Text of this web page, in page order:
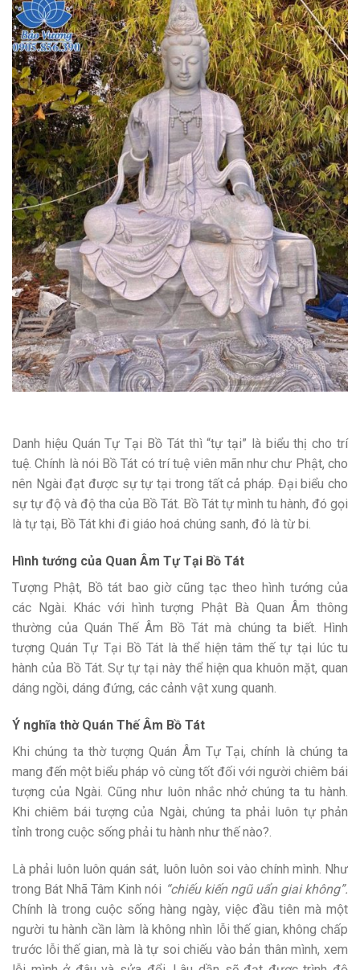
Danh hiệu Quán Tự Tại Bồ Tát thì “tự tại” là biểu thị cho trí
tuệ. Chính là nói Bồ Tát có trí tuệ viên mãn như chư Phật, cho
nên Ngài đạt được sự tự tại trong tất cả pháp. Đại biểu cho
sự tự độ và độ tha của Bồ Tát. Bồ Tát tự mình tu hành, đó gọi
là tự tại, Bồ Tát khi đi giáo hoá chúng sanh, đó là từ bi.
Hình tướng của Quan Âm Tự Tại Bồ Tát
Tượng Phật, Bồ tát bao giờ cũng tạc theo hình tướng của
các Ngài. Khác với hình tượng Phật Bà Quan Âm thông
thường của Quán Thế Âm Bồ Tát mà chúng ta biết. Hình
tượng Quán Tự Tại Bồ Tát là thể hiện tâm thế tự tại lúc tu
hành của Bồ Tát. Sự tự tại này thể hiện qua khuôn mặt, quan
dáng ngồi, dáng đứng, các cảnh vật xung quanh.
Ý nghĩa thờ Quán Thế Âm Bồ Tát
Khi chúng ta thờ tượng Quán Âm Tự Tại, chính là chúng ta
mang đến một biểu pháp vô cùng tốt đối với người chiêm bái
tượng của Ngài. Cũng như luôn nhắc nhở chúng ta tu hành.
Khi chiêm bái tượng của Ngài, chúng ta phải luôn tự phản
tỉnh trong cuộc sống phải tu hành như thế nào?.
Là phải luôn luôn quán sát, luôn luôn soi vào chính mình. Như
trong Bát Nhã Tâm Kinh nói “chiếu kiến ngũ uẩn giai không”.
Chính là trong cuộc sống hàng ngày, việc đầu tiên mà một
người tu hành cần làm là không nhìn lỗi thế gian, không chấp
trước lỗi thế gian, mà là tự soi chiếu vào bản thân mình, xem